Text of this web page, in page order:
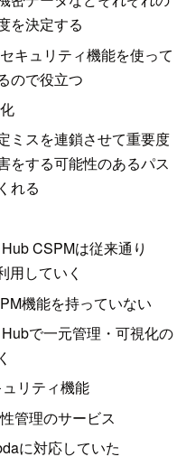
を決定する
キュリティ機能を使って
ので役立つ
ミスを連鎖させて重要度
をする可能性のあるパス
れる
CSPMは従来通り
用していく
機能を持っていない
で一元管理・可視化の
リティ機能
管理のサービス
に対応していた